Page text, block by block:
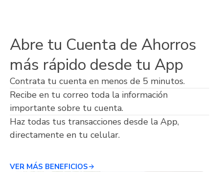
Abre tu Cuenta de Ahorros
más rápido desde tu App
Contrata tu cuenta en menos de 5 minutos.
Recibe en tu correo toda la información
importante sobre tu cuenta.
Haz todas tus transacciones desde la App,
directamente en tu celular.
VER MÁS BENEFICIOS